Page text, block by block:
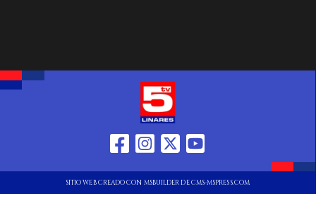
SITIO WEB CREADO CON MSBUILDER DE CMS-MSPRESS.COM